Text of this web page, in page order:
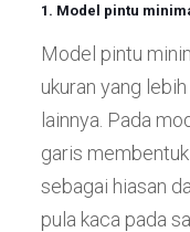
1. Model pintu
Model pintu
ukuran yang
lainnya. Pada
garis
sebagai hiasan
pula kaca pada